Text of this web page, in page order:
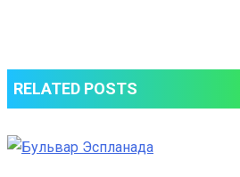
RELATED POSTS